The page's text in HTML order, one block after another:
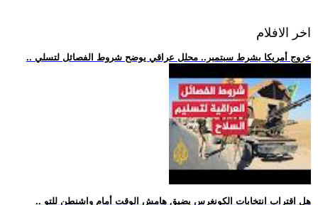
اخر الافلام
.. خروج أمريكا بشرط سبتمبر.. محلل عراقي يوضح شروط الفصائل لتسلي
.. هل اقتراب انتخابات الكونغرس يضيق هامش الوقت أمام واشنطن للتو